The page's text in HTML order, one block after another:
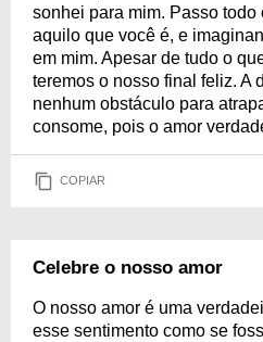
sonhei para mim. Passo
aquilo que você é, e
em mim. Apesar de tudo o
teremos o nosso final feliz. A
nenhum obstáculo para
consome, pois o amor
COPIAR
Celebre o nosso amor
O nosso amor é uma
esse sentimento como se